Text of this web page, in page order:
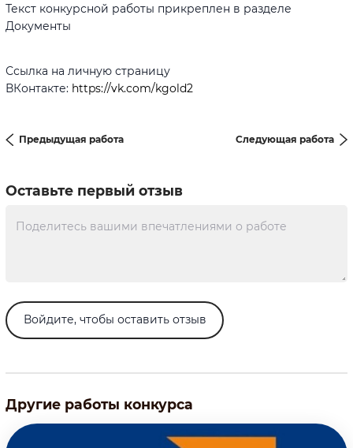
Текст конкурсной работы прикреплен в разделе
Документы
Ссылка на личную страницу
ВКонтакте: https://vk.com/kgold2
Предыдущая работа Следующая работа
Оставьте первый отзыв
Войдите, чтобы оставить отзыв
Другие работы конкурса